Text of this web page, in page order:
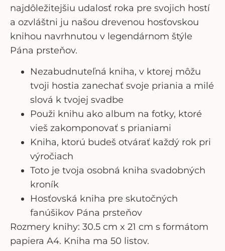
najdôležitejšiu udalosť roka pre svojich hostí
a ozvláštni ju našou drevenou hosťovskou
knihou navrhnutou v legendárnom štýle
Pána prsteňov.
Nezabudnuteľná kniha, v ktorej môžu
tvoji hostia zanechať svoje priania a milé
slová k tvojej svadbe
Použi knihu ako album na fotky, ktoré
vieš zakomponovať s prianiami
Kniha, ktorú budeš otvárať každý rok pri
výročiach
Toto je tvoja osobná kniha svadobných
kroník
Hosťovská kniha pre skutočných
fanúšikov Pána prsteňov
Rozmery knihy: 30.5 cm x 21 cm s formátom
papiera A4. Kniha ma 50 listov.